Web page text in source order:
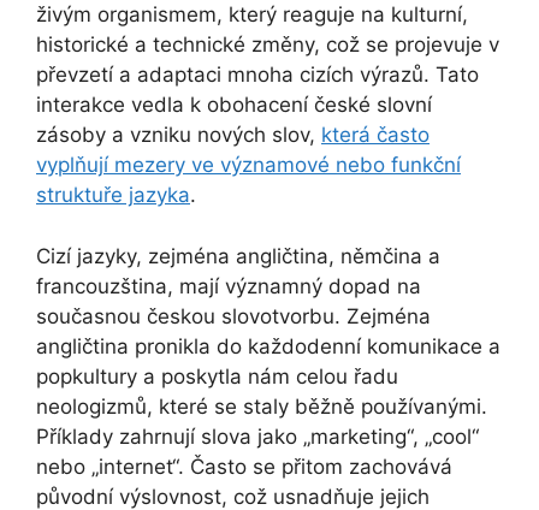
živým organismem, který reaguje na kulturní,
historické a technické změny, což se projevuje v
převzetí a adaptaci mnoha cizích výrazů. Tato
interakce vedla k obohacení české slovní
zásoby a vzniku nových slov, která často
vyplňují mezery ve významové nebo funkční
struktuře jazyka.
Cizí jazyky, zejména angličtina, němčina a
francouzština, mají významný dopad na
současnou českou slovotvorbu. Zejména
angličtina pronikla do každodenní komunikace a
popkultury a poskytla nám celou řadu
neologizmů, které se staly běžně používanými.
Příklady zahrnují slova jako „marketing“, „cool“
nebo „internet“. Často se přitom zachovává
původní výslovnost, což usnadňuje jejich